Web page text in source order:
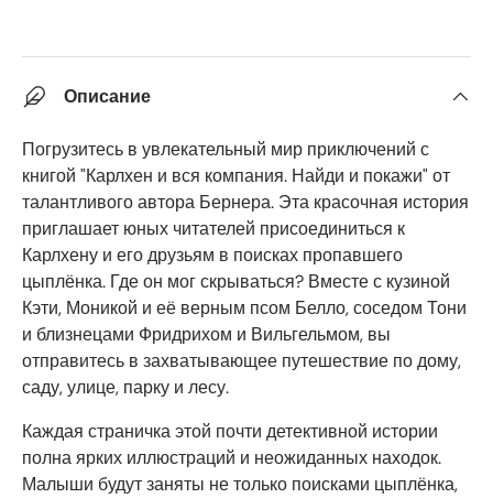
Описание
Погрузитесь в увлекательный мир приключений с
книгой "Карлхен и вся компания. Найди и покажи" от
талантливого автора Бернера. Эта красочная история
приглашает юных читателей присоединиться к
Карлхену и его друзьям в поисках пропавшего
цыплёнка. Где он мог скрываться? Вместе с кузиной
Кэти, Моникой и её верным псом Белло, соседом Тони
и близнецами Фридрихом и Вильгельмом, вы
отправитесь в захватывающее путешествие по дому,
саду, улице, парку и лесу.
Каждая страничка этой почти детективной истории
полна ярких иллюстраций и неожиданных находок.
Малыши будут заняты не только поисками цыплёнка,